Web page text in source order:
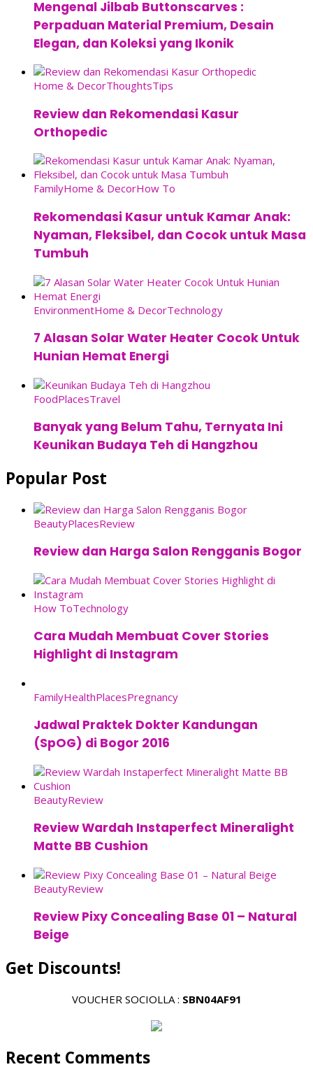
Mengenal Jilbab Buttonscarves :
Perpaduan Material Premium, Desain
Elegan, dan Koleksi yang Ikonik
Home & DecorThoughtsTips
Review dan Rekomendasi Kasur
Orthopedic
FamilyHome & DecorHow To
Rekomendasi Kasur untuk Kamar Anak:
Nyaman, Fleksibel, dan Cocok untuk Masa
Tumbuh
EnvironmentHome & DecorTechnology
7 Alasan Solar Water Heater Cocok Untuk
Hunian Hemat Energi
FoodPlacesTravel
Banyak yang Belum Tahu, Ternyata Ini
Keunikan Budaya Teh di Hangzhou
Popular Post
BeautyPlacesReview
Review dan Harga Salon Rengganis Bogor
How ToTechnology
Cara Mudah Membuat Cover Stories
Highlight di Instagram
FamilyHealthPlacesPregnancy
Jadwal Praktek Dokter Kandungan
(SpOG) di Bogor 2016
BeautyReview
Review Wardah Instaperfect Mineralight
Matte BB Cushion
BeautyReview
Review Pixy Concealing Base 01 – Natural
Beige
Get Discounts!
VOUCHER SOCIOLLA : SBN04AF91
Recent Comments